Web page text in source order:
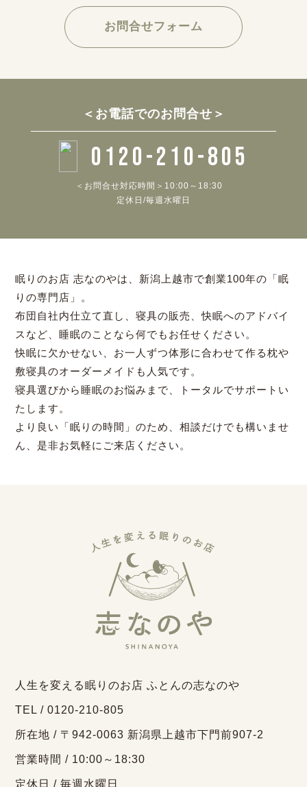
お問合せフォーム
＜お電話でのお問合せ＞
0120-210-805
＜お問合せ対応時間＞10:00～18:30
定休日/毎週水曜日
眠りのお店 志なのやは、新潟上越市で創業100年の「眠
りの専門店」。
布団自社内仕立て直し、寝具の販売、快眠へのアドバイ
スなど、睡眠のことなら何でもお任せください。
快眠に欠かせない、お一人ずつ体形に合わせて作る枕や
敷寝具のオーダーメイドも人気です。
寝具選びから睡眠のお悩みまで、トータルでサポートい
たします。
より良い「眠りの時間」のため、相談だけでも構いませ
ん、是非お気軽にご来店ください。
人生を変える眠りのお店 ふとんの志なのや
TEL / 0120-210-805
所在地 / 〒942-0063 新潟県上越市下門前907-2
営業時間 / 10:00～18:30
定休日 / 毎週水曜日